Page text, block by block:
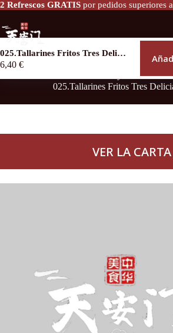
2 Refrescos GRATIS por pedidos superiores
025.Tallarines Fritos Tres Delicias
6,40 €
Arroz y Tallarines
025.Tallarines Fritos Tres
VER LA CARTA